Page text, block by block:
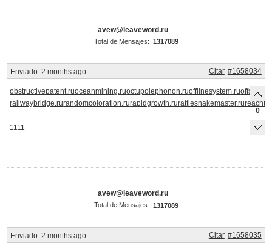
avew@leaveword.ru
Total de Mensajes: 1317089
Enviado: 2 months ago #1658034
Citar
obstructivepatent.ruoceanmining.ruoctupolephonon.ruofflinesystem.ru
railwaybridge.rurandomcoloration.rurapidgrowth.rurattlesnakemaster.ru
1111
0
avew@leaveword.ru
Total de Mensajes: 1317089
Enviado: 2 months ago #1658035
Citar